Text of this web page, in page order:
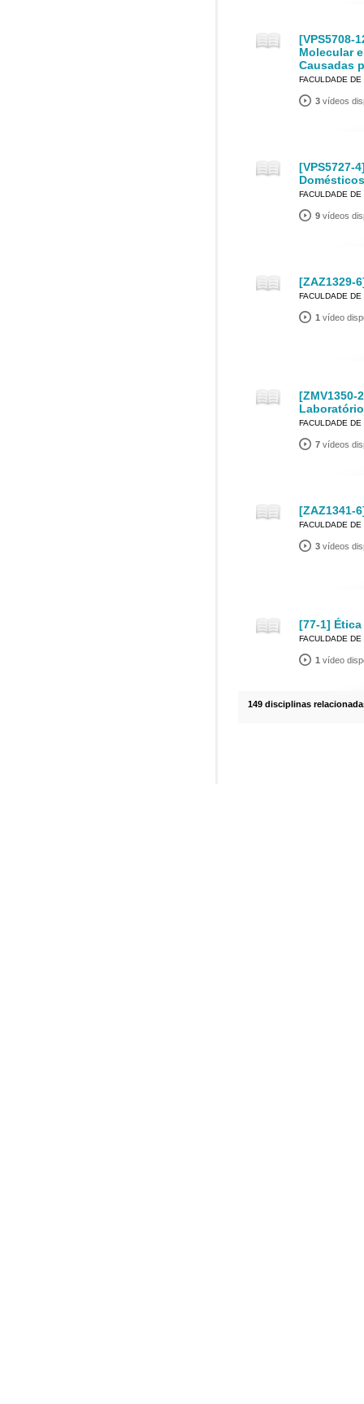
[VPS5708-
Molecular
Causadas
FACULDADE
3 vídeos
[VPS5727-
Domésticos
FACULDADE
9 vídeos
[ZAZ1329-
FACULDADE
1 vídeo
[ZMV1350-
Laboratório
FACULDADE
7 vídeos
[ZAZ1341-
FACULDADE
3 vídeos
[77-1]
FACULDADE
1 vídeo
149 disciplinas